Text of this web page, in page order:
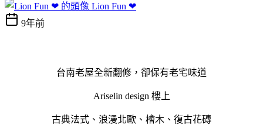
Lion Fun ❤
9年前
台南老屋全新翻修，卻保有老宅味道
Ariselin design 樓上
古典法式、浪漫北歐、檜木、復古花磚